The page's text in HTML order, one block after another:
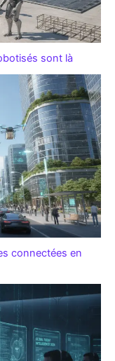
sont là
connectées en